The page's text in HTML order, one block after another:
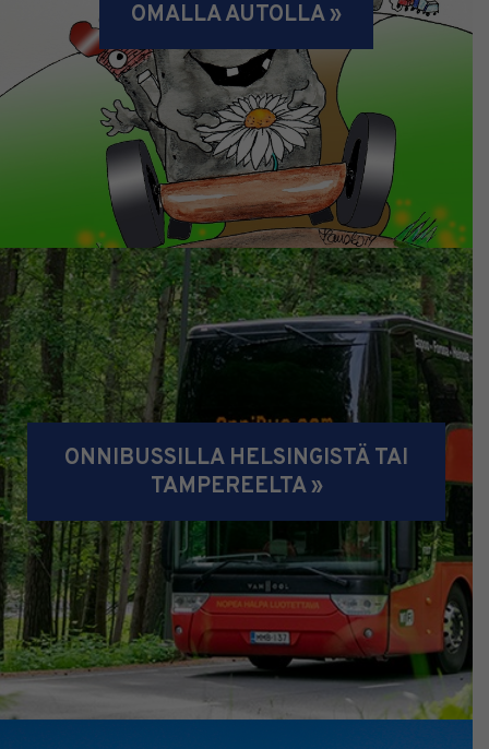
OMALLA AUTOLLA »
ONNIBUSSILLA HELSINGISTÄ TAI
TAMPEREELTA »